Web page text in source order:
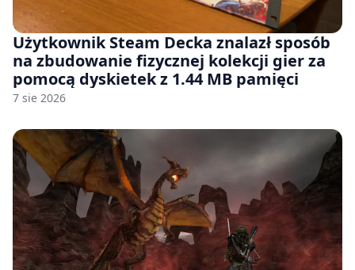
Użytkownik Steam Decka znalazł sposób
na zbudowanie fizycznej kolekcji gier za
pomocą dyskietek z 1.44 MB pamięci
7 sie 2026